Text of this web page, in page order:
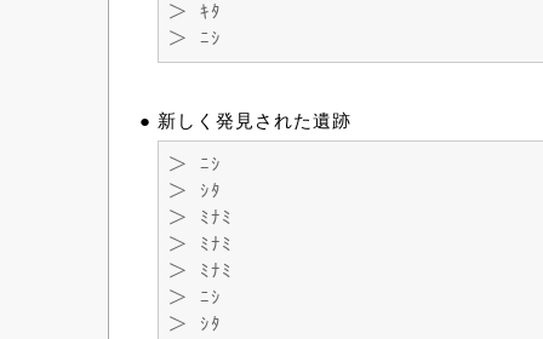
＞ ｷﾀ
＞ ﾆｼ
● 新しく発見された遺跡
＞ ﾆｼ
＞ ｼﾀ
＞ ﾐﾅﾐ
＞ ﾐﾅﾐ
＞ ﾐﾅﾐ
＞ ﾆｼ
＞ ｼﾀ